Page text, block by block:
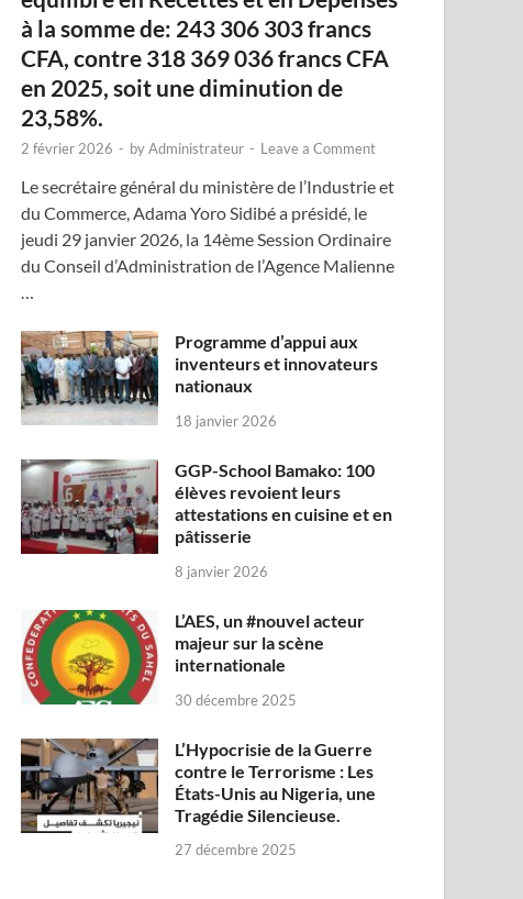
à la somme de: 243 306 303 francs
CFA, contre 318 369 036 francs CFA
en 2025, soit une diminution de
23,58%.
2 février 2026 - byAdministrateur - Leave a Comment
Le secrétaire général du ministère de l’Industrie et
du Commerce, Adama Yoro Sidibé a présidé, le
jeudi 29 janvier 2026, la 14ème Session Ordinaire
du Conseil d’Administration de l’Agence Malienne
…
Programme d’appui aux
inventeurs et innovateurs
nationaux
18 janvier 2026
GGP-School Bamako: 100
élèves revoient leurs
attestations en cuisine et en
pâtisserie
8 janvier 2026
L’AES, un #nouvel acteur
majeur sur la scène
internationale
30 décembre 2025
L’Hypocrisie de la Guerre
contre le Terrorisme : Les
États-Unis au Nigeria, une
Tragédie Silencieuse.
27 décembre 2025